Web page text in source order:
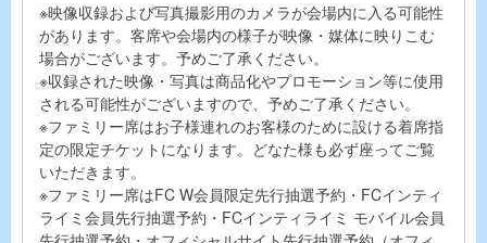
※映像収録および写真撮影用のカメラが会場内に入る可能性
があります。客席や会場内の様子が映像・媒体に映りこむ
場合がございます。予めご了承ください。
※収録された映像・写真は商品化やプロモーション等に使用
される可能性がございますので、予めご了承ください。
※ファミリー席はお子様連れのお客様のために設ける着席指
定の限定チケットになります。どなた様も必ず座ってご覧
いただきます。
※ファミリー席はFC W会員限定先行抽選予約・FCインティ
ライミ会員先行抽選予約・FCインティライミ モバイル会員